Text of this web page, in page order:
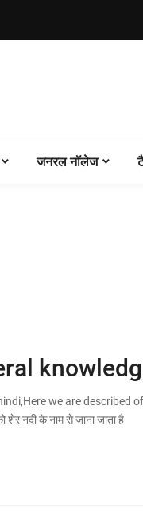
जनरल नॉलेज
we are described
शेर नदी के नाम से जाना जाता है